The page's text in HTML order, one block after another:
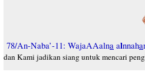
78/An-Naba’-11: WajaAAalna alnnaha
dan Kami jadikan siang untuk mencari